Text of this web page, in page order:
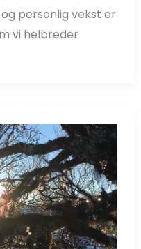
personlig vekst er
vi helbreder